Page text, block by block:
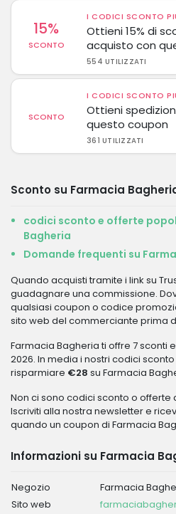
15%
SCONTO
I CODICI SCONTO
Ottieni 15% di
acquisto con
554 UTILIZZATI
SCONTO
I CODICI SCONTO
Ottieni
questo coupon
361 UTILIZZATI
Sconto su Farmacia
codici sconto e offerte
Bagheria
Domande frequenti su
Quando acquisti tramite i link su
guadagnare una commissione.
qualsiasi coupon o codice
sito web del commerciante prima
Farmacia Bagheria ti offre 7 sconti
2026. In media i nostri codici
risparmiare €28 su Farmacia
Non ci sono codici sconto o
Iscriviti alla nostra newsletter e
quando un coupon di Farmacia
Informazioni su Farmacia
Negozio
Farmacia
Sito web